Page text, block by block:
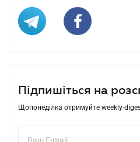
Підпишіться на
Щопонеділка отримуйте weekly-